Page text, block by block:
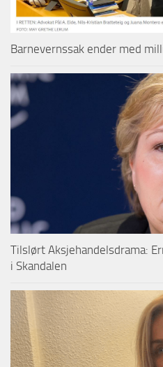
Barnevernssak ender med
Tilslørt Aksjehandelsdrama:
i Skandalen